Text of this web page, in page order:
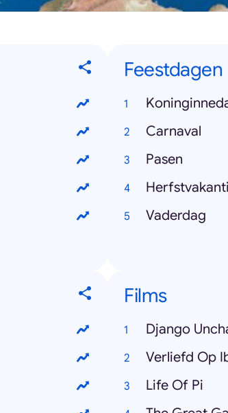
Feestdagen
Carnaval
Pasen
Vaderdag
Films
Django
Verliefd Op
Life Of Pi